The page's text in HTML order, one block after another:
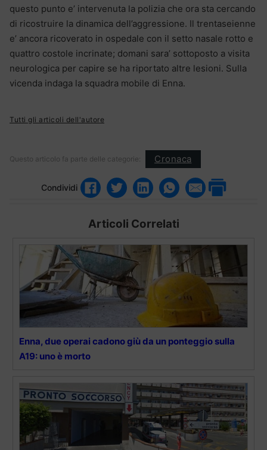
questo punto e’ intervenuta la polizia che ora sta cercando
di ricostruire la dinamica dell’aggressione. Il trentaseienne
e’ ancora ricoverato in ospedale con il setto nasale rotto e
quattro costole incrinate; domani sara’ sottoposto a visita
neurologica per capire se ha riportato altre lesioni. Sulla
vicenda indaga la squadra mobile di Enna.
Tutti gli articoli dell'autore
Questo articolo fa parte delle categorie: Cronaca
Condividi
Articoli Correlati
Enna, due operai cadono giù da un ponteggio sulla
A19: uno è morto